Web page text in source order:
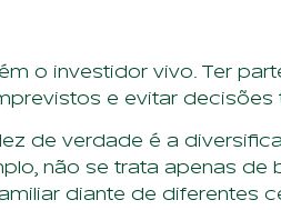
o investidor vivo. Ter
e evitar
de verdade é a
não se trata apenas de
diante de diferentes